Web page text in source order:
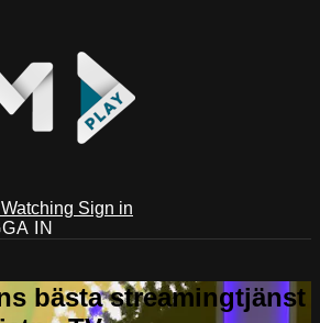
Sign in